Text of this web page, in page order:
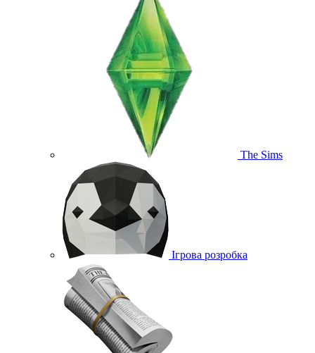
The Sims
Ігрова розробка